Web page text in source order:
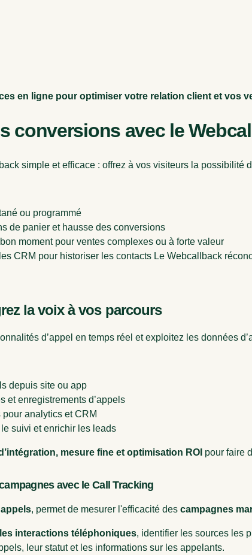
en ligne pour optimiser votre relation client et vos
conversions avec le
simple et efficace : offrez à vos visiteurs la possibilité
ou programmé
de panier et hausse des conversions
moment pour ventes complexes ou à forte valeur
CRM pour historiser les contacts Le Webcallback
la voix à vos parcours
d’appel en temps réel et exploitez les données
depuis site ou app
et enregistrements d’appels
analytics et CRM
suivi et enrichir les leads
mesure fine et optimisation ROI pour faire
avec le Call Tracking
, permet de mesurer l'efficacité des campagnes
interactions téléphoniques, identifier les sources les
leur statut et les informations sur les appelants.